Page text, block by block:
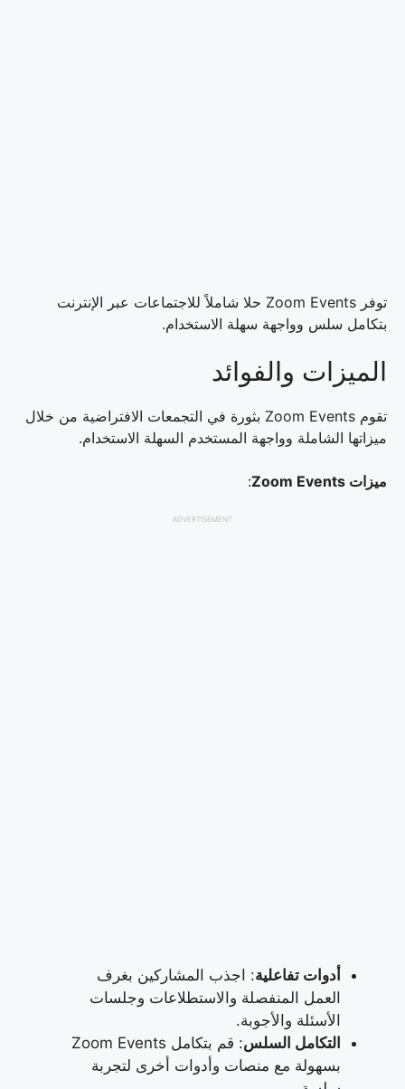
توفر Zoom Events حلا شاملاً للاجتماعات عبر الإنترنت
بتكامل سلس وواجهة سهلة الاستخدام.
الميزات والفوائد
تقوم Zoom Events بثورة في التجمعات الافتراضية من خلال
ميزاتها الشاملة وواجهة المستخدم السهلة الاستخدام.
ميزات Zoom Events :
ADVERTISEMENT
أدوات تفاعلية: اجذب المشاركين بغرف
العمل المنفصلة والاستطلاعات وجلسات
الأسئلة والأجوبة.
التكامل السلس
: قم بتكامل Zoom Events
بسهولة مع منصات وأدوات أخرى لتجربة